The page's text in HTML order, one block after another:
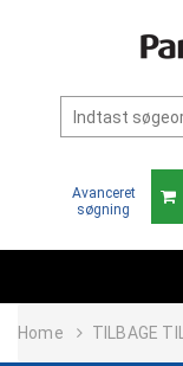
Avanceret
søgning
Home TILBAGE